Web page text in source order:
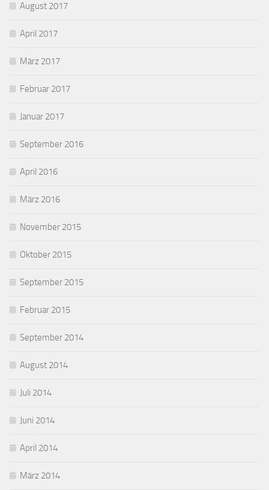
August 2017
April 2017
März 2017
Februar 2017
Januar 2017
September 2016
April 2016
März 2016
November 2015
Oktober 2015
September 2015
Februar 2015
September 2014
August 2014
Juli 2014
Juni 2014
April 2014
März 2014